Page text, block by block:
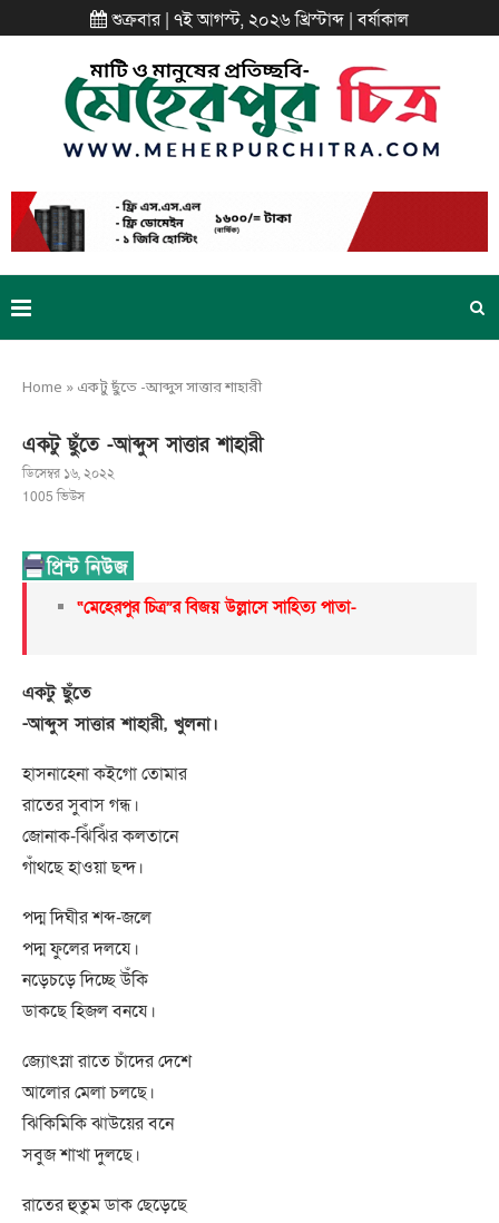
শুক্রবার | ৭ই আগস্ট, ২০২৬ খ্রিস্টাব্দ | বর্ষাকাল
Home » একটু ছুঁতে -আব্দুস সাত্তার শাহারী
একটু ছুঁতে -আব্দুস সাত্তার শাহারী
ডিসেম্বর ১৬, ২০২২
1005ভিউস
“মেহেরপুর চিত্র”র বিজয় উল্লাসে সাহিত্য পাতা-
একটু ছুঁতে
-আব্দুস সাত্তার শাহারী, খুলনা।
হাসনাহেনা কইগো তোমার
রাতের সুবাস গন্ধ।
জোনাক-ঝিঁঝিঁর কলতানে
গাঁথছে হাওয়া ছন্দ।
পদ্ম দিঘীর শব্দ-জলে
পদ্ম ফুলের দলযে।
নড়েচড়ে দিচ্ছে উঁকি
ডাকছে হিজল বনযে।
জ্যোৎস্না রাতে চাঁদের দেশে
আলোর মেলা চলছে।
ঝিকিমিকি ঝাউয়ের বনে
সবুজ শাখা দুলছে।
রাতের হুতুম ডাক ছেড়েছে